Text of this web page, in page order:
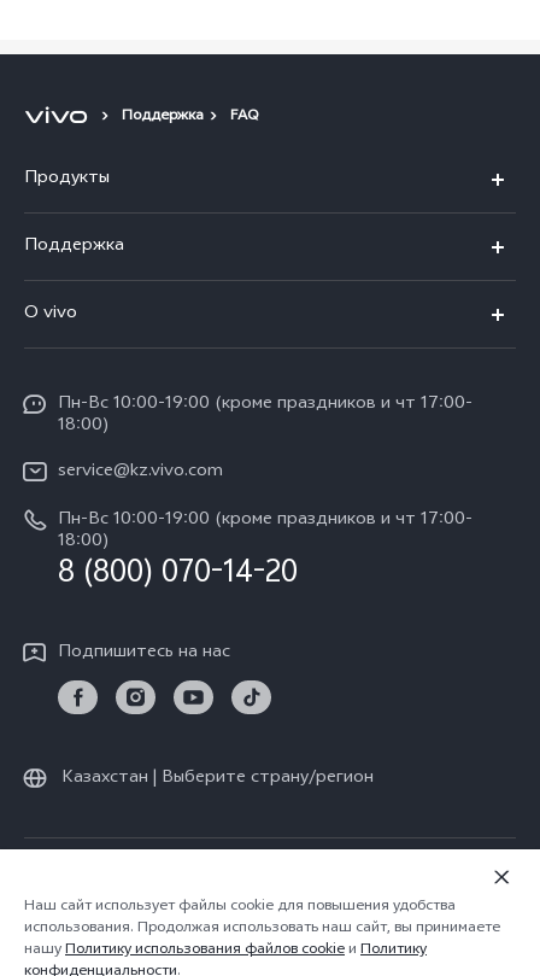
Поддержка FAQ
Продукты
V40
V30 5G
Y100
Y28
Y18
Y17s
TWS 3e
Все модели
Поддержка
Сервисные центры
Funtouch OS
IMEI аутентификация
Обновление системы
Запрос хода ремонта
Инструкции по гарантии vivo
O vivo
Пресс-центр
Карьера в vivo
Юридическая информация
О нас
Стабильность
Пн-Вс 10:00-19:00 (кроме праздников и чт 17:00-
18:00)
service@kz.vivo.com
Пн-Вс 10:00-19:00 (кроме праздников и чт 17:00-
18:00)
8 (800) 070-14-20
Подпишитесь на нас
Казахстан | Выберите страну/регион
Политика конфиденциальности vivo |
Политика vivo в отношении файлов cookie |
Поддержка конфиденциальности
Наш сайт использует файлы cookie для повышения удобства
использования. Продолжая использовать наш сайт, вы принимаете
нашуПолитику использования файлов cookieиПолитику